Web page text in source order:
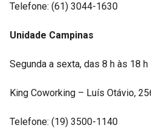
Telefone: (61) 3044-1630
Unidade Campinas
Segunda a sexta, das 8 h às 18 h
King Coworking – Luís Otávio,
Telefone: (19) 3500-1140